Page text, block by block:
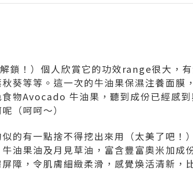
鎖！）個人欣賞它的功效range很大，
葵等等。這一次的牛油果保濕注養面膜
物Avocado 牛油果，聽到成份已經感
（呵呵～）
的有一點捨不得挖出來用（太美了吧！
油果油及月見草油，富含豐富奧米加成
障，令肌膚細緻柔滑，感覺煥活清新，